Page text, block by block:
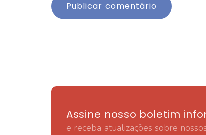
Assine nosso boletim
e receba atualizações sobre